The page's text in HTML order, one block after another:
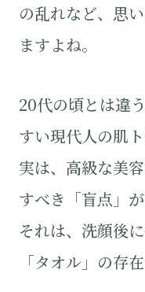
の乱れなど、思
ますよね。
20代の頃とは違
すい現代人の肌ト
実は、高級な美
すべき「盲点」
それは、洗顔後
「タオル」の存在